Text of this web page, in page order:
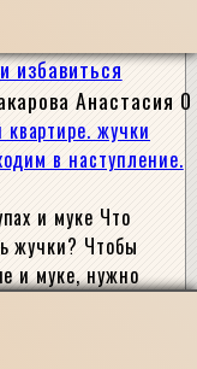
избавиться
Анастасия 0
и муке Что
жучки? Чтобы
и муке, нужно